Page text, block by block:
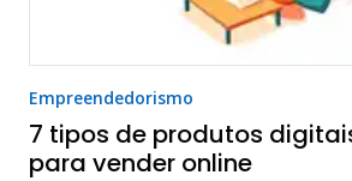
Empreendedorismo
7 tipos de produtos
para vender online